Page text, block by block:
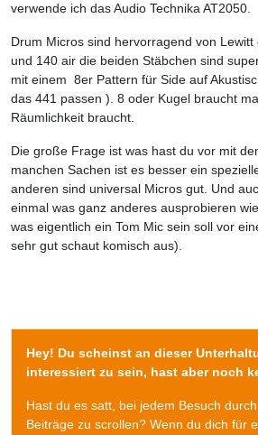
verwende ich das Audio Technika AT2050.
Drum Micros sind hervorragend von
und 140 air die beiden Stäbchen sind
mit einem 8er Pattern für Side auf
das 441 passen ). 8 oder Kugel braucht
Räumlichkeit braucht.
Die große Frage ist was hast du vor mit
manchen Sachen ist es besser ein
anderen sind universal Micros gut. Und
einmal was ganz anderes ausprobieren
was eigentlich ein Tom Mic sein soll vor
sehr gut schaut komisch aus).
Hey! Du scheinst an dieser
interessiert zu sein, hast aber noch
Hast du es satt, bei jedem Besuch
Beiträge zu scrollen? Wenn du dich für